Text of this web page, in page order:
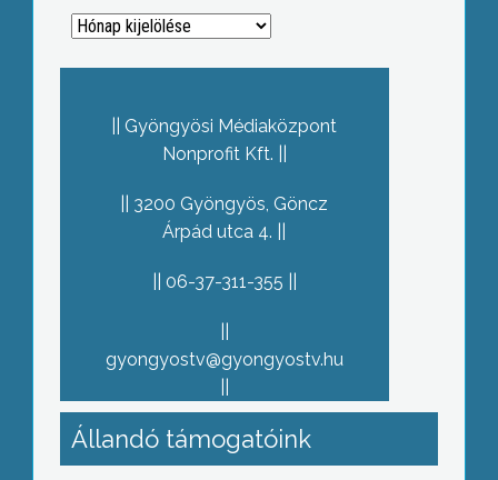
Archívum
Gyöngyösi Médiaközpont
Nonprofit Kft.
3200 Gyöngyös, Göncz
Árpád utca 4.
06-37-311-355
gyongyostv@gyongyostv.hu
Állandó támogatóink